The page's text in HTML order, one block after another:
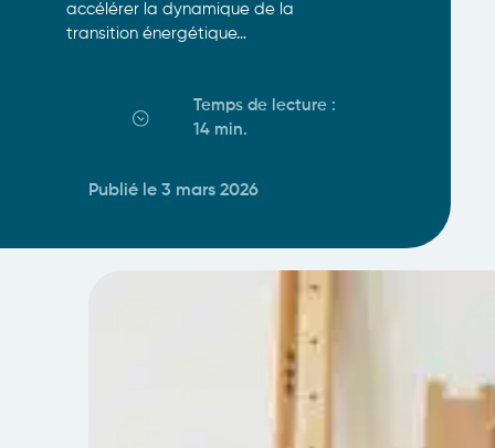
accélérer la dynamique de la
transition énergétique…
Temps de lecture :
14 min.
Publié le 3 mars 2026